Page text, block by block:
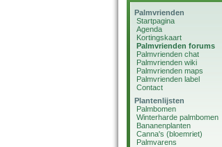
Palmvrienden
Startpagina
Agenda
Kortingskaart
Palmvrienden forums
Palmvrienden chat
Palmvrienden wiki
Palmvrienden maps
Palmvrienden label
Contact
Plantenlijsten
Palmbomen
Winterharde palmbomen
Bananenplanten
Canna's (bloemriet)
Palmvarens